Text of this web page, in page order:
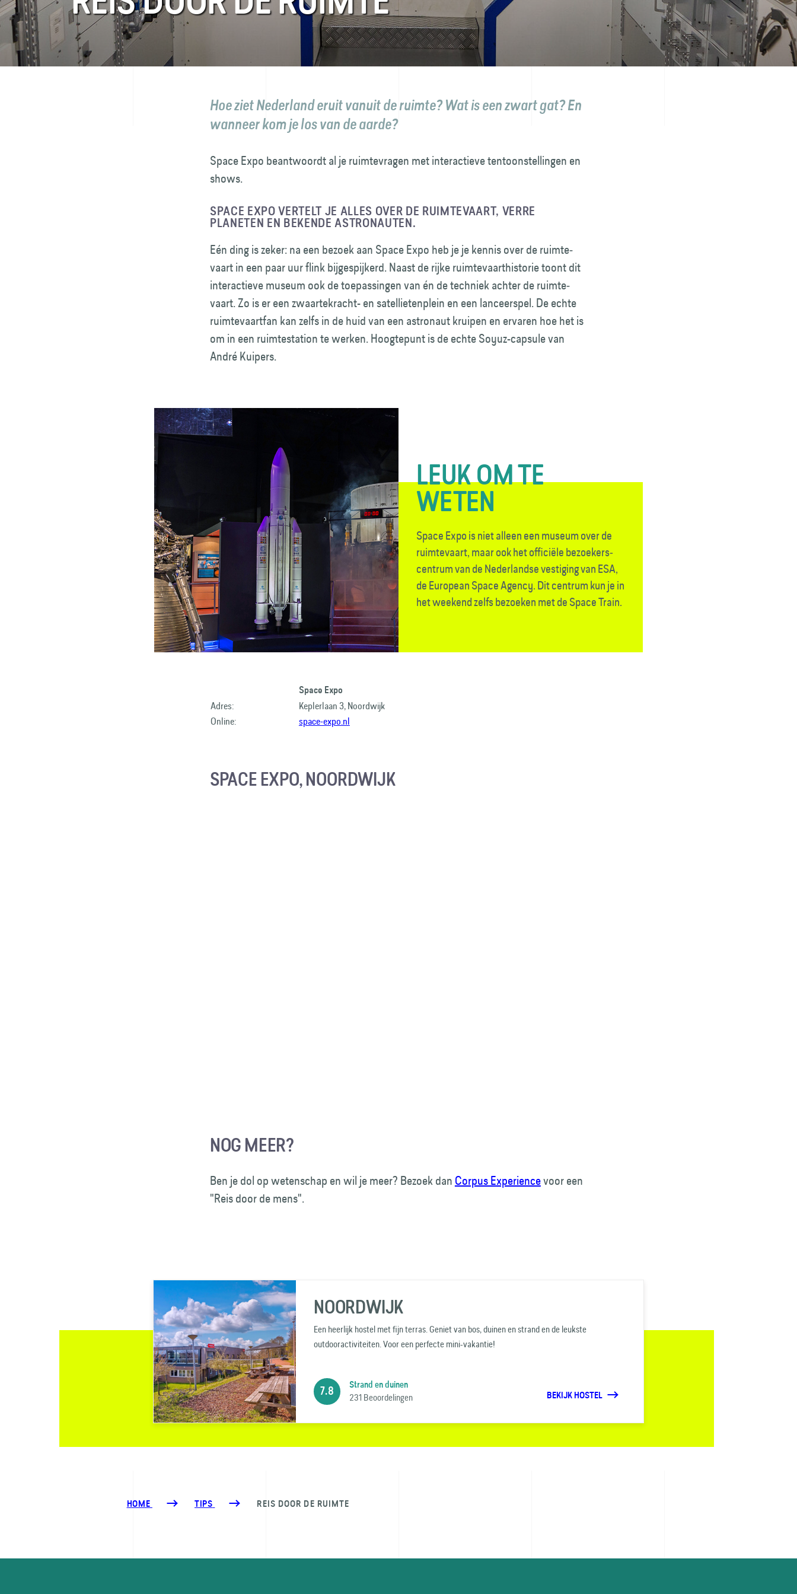
FAQ
Hoe ziet Nederland eruit vanuit de ruimte? Wat is een zwart gat? En
wanneer kom je los van de aarde?
Space Expo beantwoordt al je ruimtevragen met interactieve tentoonstellingen en
shows.
SPACE EXPO VERTELT JE ALLES OVER DE RUIMTE­VAART, VERRE
PLANETEN EN BEKENDE ASTRONAUTEN.
Eén ding is zeker: na een bezoek aan Space Expo heb je je kennis over de ruimte­
vaart in een paar uur flink bijgespijkerd. Naast de rijke ruimte­vaart­historie toont dit
interactieve museum ook de toepassingen van én de techniek achter de ruimte­
vaart. Zo is er een zwaartekracht- en satellieten­plein en een lanceerspel. De echte
ruimtevaartfan kan zelfs in de huid van een astronaut kruipen en ervaren hoe het is
om in een ruimte­station te werken. Hoogtepunt is de echte Soyuz-capsule van
André Kuipers.
LEUK OM TE
WETEN
Space Expo is niet alleen een museum over de
ruimtevaart, maar ook het officiële bezoekers­
centrum van de Nederlandse vestiging van ESA,
de European Space Agency. Dit centrum kun je in
het weekend zelfs bezoeken met de Space Train.
Space Expo
Adres:
Keplerlaan 3, Noordwijk
Online:
space-expo.nl
SPACE EXPO, NOORDWIJK
NOG MEER?
Ben je dol op wetenschap en wil je meer? Bezoek dan Corpus Experiencevoor een
"Reis door de mens".
NOORDWIJK
Een heerlijk hostel met fijn terras. Geniet van bos, duinen en strand en de leukste
outdooractiviteiten. Voor een perfecte mini-vakantie!
7.8
Strand en duinen
231 Beoordelingen BEKIJK HOSTEL
HOME TIPS REIS DOOR DE RUIMTE